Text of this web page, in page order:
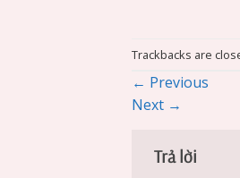
Trackbacks are
← Previous
Next →
Trả lời